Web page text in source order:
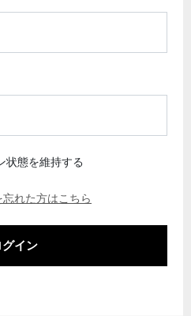
状態を維持する
れた方はこちら
グイン